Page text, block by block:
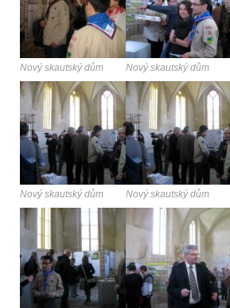
Nový skautský dům Nový skautský dům
Nový skautský dům Nový skautský dům